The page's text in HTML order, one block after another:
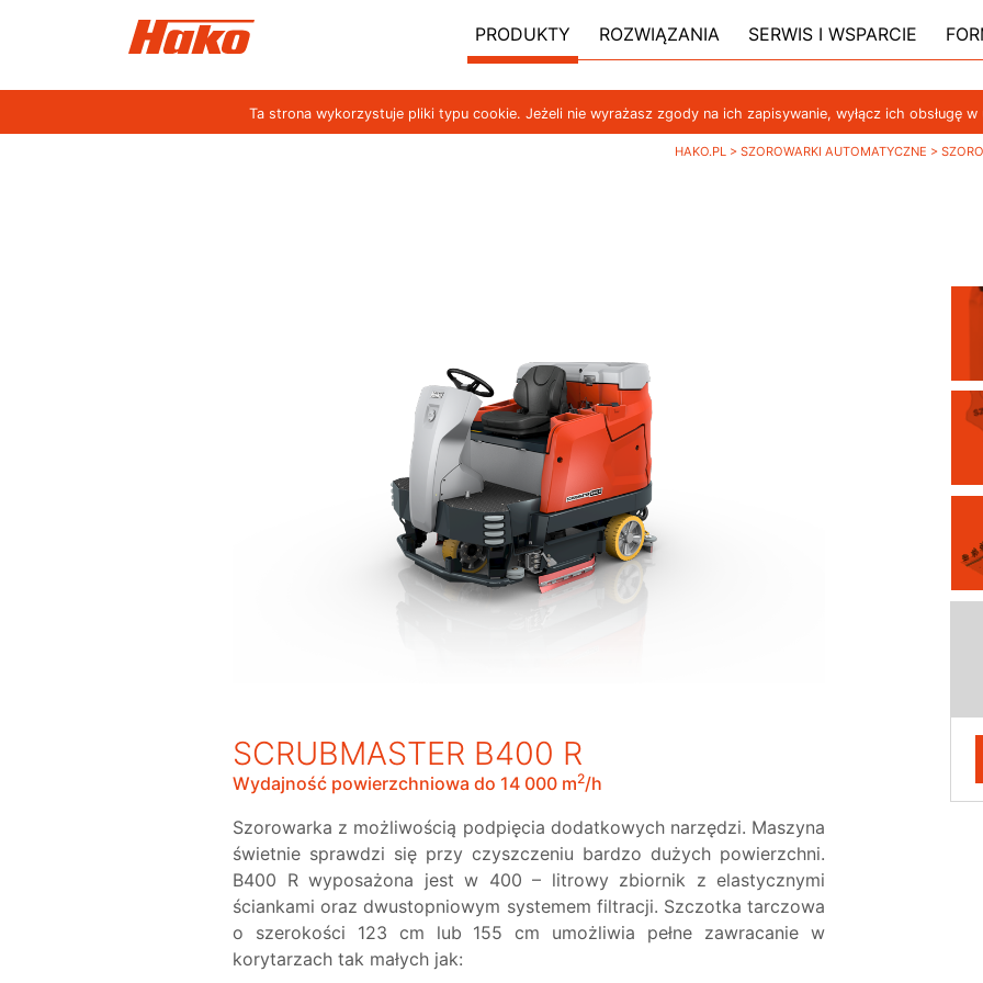
Ta strona wykorzystuje pliki typu cookie. Jeżeli nie wyrażasz zgody na ich zapisywanie, wyłącz ich obsługę
PRODUKTY ROZWIĄZANIA SERWIS I WSPARCIE
HAKO.PL > SZOROWARKI AUTOMATYCZNE >
SCRUBMASTER B400 R
Wydajność powierzchniowa do 14 000 m2/h
Szorowarka z możliwością podpięcia dodatkowych narzędzi. Maszyna
świetnie sprawdzi się przy czyszczeniu bardzo dużych powierzchni.
B400 R wyposażona jest w 400 – litrowy zbiornik z elastycznymi
ściankami oraz dwustopniowym systemem filtracji. Szczotka tarczowa
o szerokości 123 cm lub 155 cm umożliwia pełne zawracanie w
korytarzach tak małych jak: